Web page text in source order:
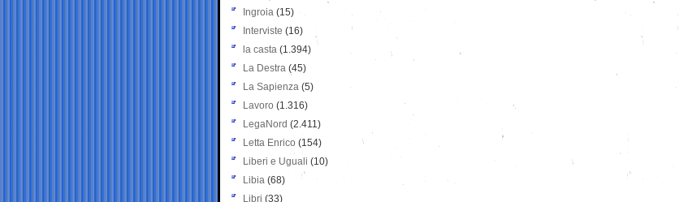
Ingroia (15)
Interviste (16)
la casta (1.394)
La Destra (45)
La Sapienza (5)
Lavoro (1.316)
LegaNord (2.411)
Letta Enrico (154)
Liberi e Uguali (10)
Libia (68)
Libri (33)